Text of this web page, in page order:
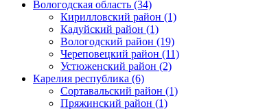
Вологодская область (34)
Кирилловский район (1)
Кадуйский район (1)
Вологодский район (19)
Череповецкий район (11)
Устюженский район (2)
Карелия республика (6)
Сортавальский район (1)
Пряжинский район (1)